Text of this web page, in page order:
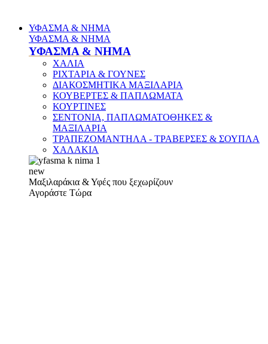
ΥΦΑΣΜΑ & ΝΗΜΑ
ΥΦΑΣΜΑ & ΝΗΜΑ
ΥΦΑΣΜΑ & ΝΗΜΑ
ΧΑΛΙΑ
ΡΙΧΤΑΡΙΑ & ΓΟΥΝΕΣ
ΔΙΑΚΟΣΜΗΤΙΚΑ ΜΑΞΙΛΑΡΙΑ
ΚΟΥΒΕΡΤΕΣ & ΠΑΠΛΩΜΑΤΑ
ΚΟΥΡΤΙΝΕΣ
ΣΕΝΤΟΝΙΑ, ΠΑΠΛΩΜΑΤΟΘΗΚΕΣ &
ΜΑΞΙΛΑΡΙΑ
ΤΡΑΠΕΖΟΜΑΝΤΗΛΑ - ΤΡΑΒΕΡΣΕΣ & ΣΟΥΠΛΑ
ΧΑΛΑΚΙΑ
new
Μαξιλαράκια & Υφές που ξεχωρίζουν
Αγοράστε Τώρα